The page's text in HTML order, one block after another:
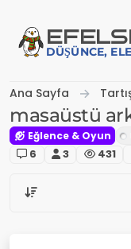
EFE
DÜŞÜNCE,
Ana Sayfa
masaüstü
Eğlence & Oyun
6
3 431